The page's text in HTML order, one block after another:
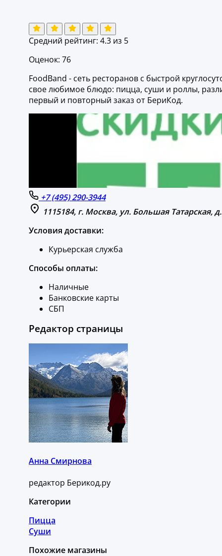
Средний рейтинг: 4.3 из 5
Оценок: 76
FoodBand - сеть ресторанов с быстрой
свое любимое блюдо: пицца, суши и роллы,
первый и повторный заказ от БериКод.
+7 (495) 290-3944
1115184, г. Москва, ул. Большая Татарская,
Условия доставки:
Курьерская служба
Способы оплаты:
Наличные
Банковские карты
СБП
Редактор страницы
Анна Смирнова
редактор Берикод.ру
Категории
Пицца
Суши
Похожие магазины